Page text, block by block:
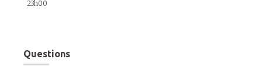
23h00
Questions